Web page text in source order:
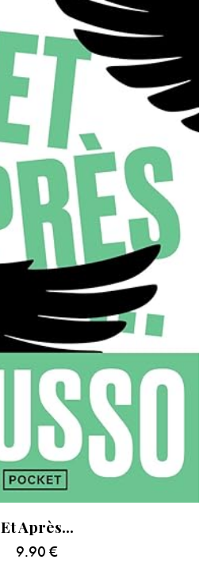
Et Après…
9.90 €